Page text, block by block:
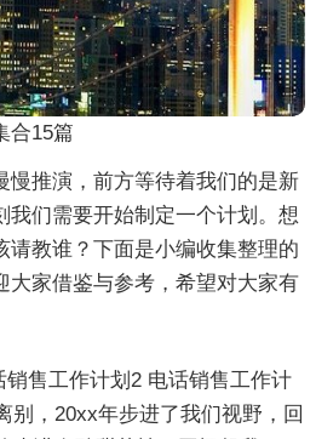
合15篇
慢推演，前方等待着我们的是新
我们需要开始制定一个计划。想
请教谁？下面是小编收集整理的
大家借鉴与参考，希望对大家有
别，20xx年步进了我们视野，回
销售工作计划2 电话销售工作计